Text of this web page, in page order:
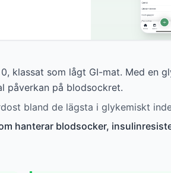
klassat som lågt GI-mat. Med en
påverkan på blodsockret.
bland de lägsta i glykemiskt
hanterar blodsocker,